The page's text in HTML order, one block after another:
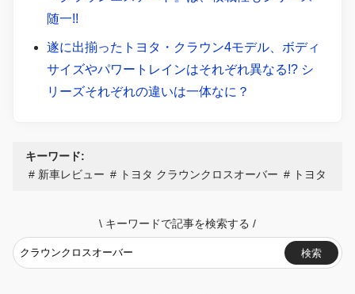
随一!!
遂に出揃ったトヨタ・クラウン4モデル、ボディ
サイズやパワートレインはそれぞれ異なる!? シ
リーズそれぞれの違いは一体なに？
キーワード:
新車レビュー
トヨタ クラウンクロスオーバー トヨタ
\ キーワードで記事を検索する /
検索